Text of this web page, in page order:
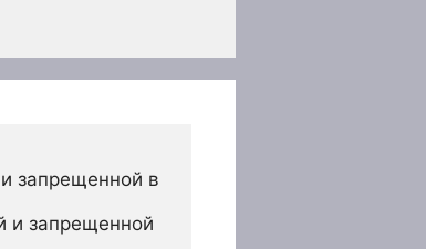
запрещенной в
и запрещенной